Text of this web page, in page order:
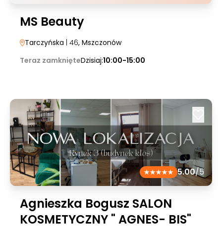
MS Beauty
Tarczyńska | 46, Mszczonów
Teraz zamknięteDzisiaj:10:00-15:00
5.00/5
Agnieszka Bogusz SALON
KOSMETYCZNY " AGNES- BIS"